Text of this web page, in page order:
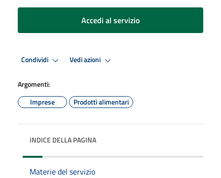
Accedi al servizio
Condividi Vedi azioni
Argomenti:
Imprese
Prodotti alimentari
INDICE DELLA PAGINA
Materie del servizio